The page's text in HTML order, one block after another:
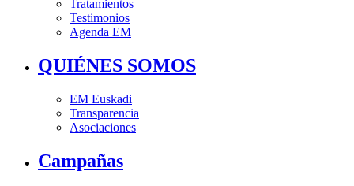
Tratamientos
Testimonios
Agenda EM
QUIÉNES SOMOS
EM Euskadi
Transparencia
Asociaciones
Campañas